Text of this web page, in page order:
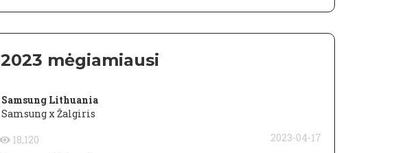
2023 mėgiamiausi
Samsung Lithuania
Samsung x Žalgiris
18,120
2023-04-17